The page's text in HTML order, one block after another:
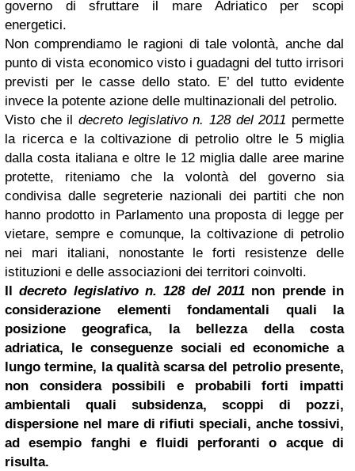
governo di sfruttare il mare Adriatico per scopi
energetici.
Non comprendiamo le ragioni di tale volontà, anche dal
punto di vista economico visto i guadagni del tutto irrisori
previsti per le casse dello stato. E’ del tutto evidente
invece la potente azione delle multinazionali del petrolio.
Visto che il decreto legislativo n. 128 del 2011 permette
la ricerca e la coltivazione di petrolio oltre le 5 miglia
dalla costa italiana e oltre le 12 miglia dalle aree marine
protette, riteniamo che la volontà del governo sia
condivisa dalle segreterie nazionali dei partiti che non
hanno prodotto in Parlamento una proposta di legge per
vietare, sempre e comunque, la coltivazione di petrolio
nei mari italiani, nonostante le forti resistenze delle
istituzioni e delle associazioni dei territori coinvolti.
Ildecreto legislativo n. 128 del 2011 non prende in
considerazione elementi fondamentali quali la
posizione geografica, la bellezza della costa
adriatica, le conseguenze sociali ed economiche a
lungo termine, la qualità scarsa del petrolio presente,
non considera possibili e probabili forti impatti
ambientali quali subsidenza, scoppi di pozzi,
dispersione nel mare di rifiuti speciali, anche tossivi,
ad esempio fanghi e fluidi perforanti o acque di
risulta.